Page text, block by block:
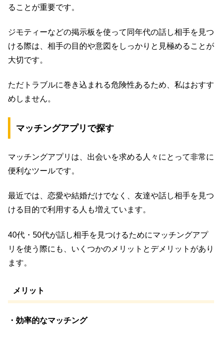
ることが重要です。
ジモティーなどの掲示板を使って同年代の話し相手を見つ
ける際は、相手の目的や意図をしっかりと見極めることが
大切です。
ただトラブルに巻き込まれる危険性あるため、私はおすす
めしません。
マッチングアプリで探す
マッチングアプリは、出会いを求める人々にとって非常に
便利なツールです。
最近では、恋愛や結婚だけでなく、友達や話し相手を見つ
ける目的で利用する人も増えています。
40代・50代が話し相手を見つけるためにマッチングアプ
リを使う際にも、いくつかのメリットとデメリットがあり
ます。
メリット
・効率的なマッチング